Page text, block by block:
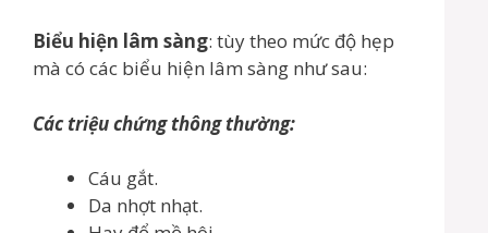
Biểu hiện lâm sàng: tùy theo mức độ hẹp
mà có các biểu hiện lâm sàng như sau:
Các triệu chứng thông thường:
Cáu gắt.
Da nhợt nhạt.